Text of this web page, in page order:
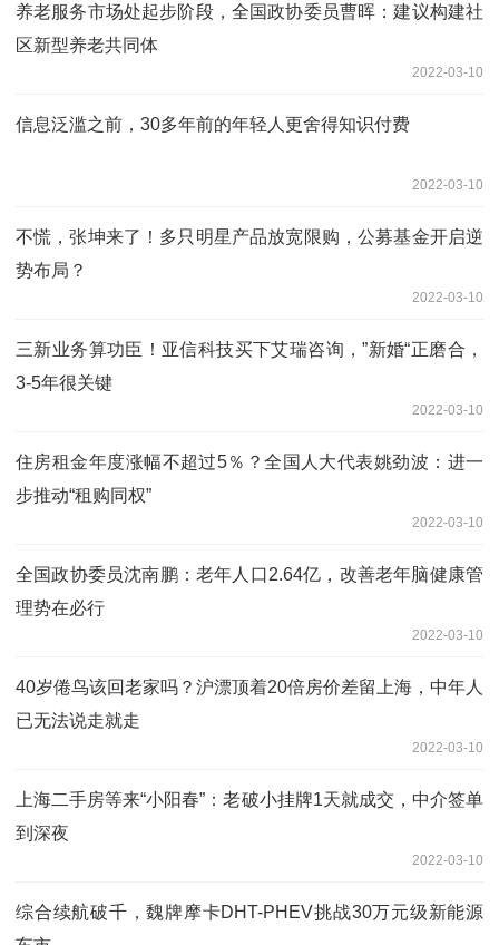
养老服务市场处起步阶段，全国政协委员曹晖：建议构建社
区新型养老共同体
2022-03-10
信息泛滥之前，30多年前的年轻人更舍得知识付费
2022-03-10
不慌，张坤来了！多只明星产品放宽限购，公募基金开启逆
势布局？
2022-03-10
三新业务算功臣！亚信科技买下艾瑞咨询，”新婚“正磨合，
3-5年很关键
2022-03-10
住房租金年度涨幅不超过5％？全国人大代表姚劲波：进一
步推动“租购同权”
2022-03-10
全国政协委员沈南鹏：老年人口2.64亿，改善老年脑健康管
理势在必行
2022-03-10
40岁倦鸟该回老家吗？沪漂顶着20倍房价差留上海，中年人
已无法说走就走
2022-03-10
上海二手房等来“小阳春”：老破小挂牌1天就成交，中介签单
到深夜
2022-03-10
综合续航破千，魏牌摩卡DHT-PHEV挑战30万元级新能源